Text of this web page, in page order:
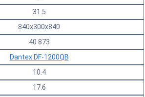
31.5
840х300х840
40 873
Dantex DF-1200QB
10.4
17.6